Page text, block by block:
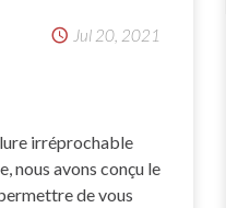
Jul 20, 2021
irréprochable
nous avons conçu le
de vous